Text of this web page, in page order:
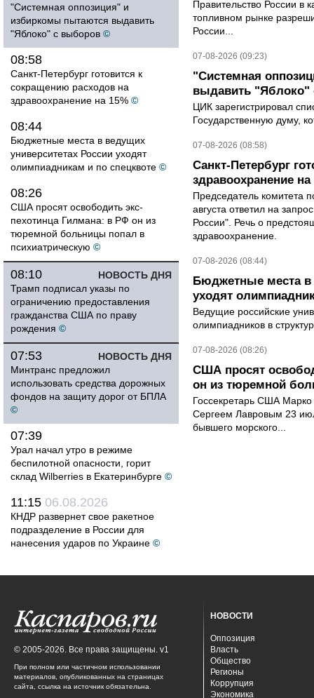
"Системная оппозиция" и
избиркомы пытаются выдавить
"Яблоко" с выборов ©
08:58
Санкт-Петербург готовится к
сокращению расходов на
здравоохранение на 15% ©
08:44
Бюджетные места в ведущих
университетах России уходят
олимпиадникам и по спецквоте ©
08:26
США просят освободить экс-
пехотинца Гилмана: в РФ он из
тюремной больницы попал в
психиатрическую ©
НОВОСТЬ ДНЯ
08:10
Трамп подписал указы по
ограничению предоставления
гражданства США по праву
рождения ©
НОВОСТЬ ДНЯ
07:53
Минтранс предложил
использовать средства дорожных
фондов на защиту дорог от БПЛА
©
07:39
Урал начал утро в режиме
беспилотной опасности, горит
склад Wilberries в Екатеринбурге ©
11:15 06.08.2026
КНДР развернет свое ракетное
подразделение в России для
нанесения ударов по Украине ©
Правительство России в
топливном рынке
России...
07-08-2026 (09:23)
"Системная
выдавить "Яблоко"
ЦИК зарегистрировал
Государственную думу,
07-08-2026 (08:58)
Санкт-Петербург
здравоохранение на
Председатель комитета
августа ответил на
России". Речь о
здравоохранение.
07-08-2026 (08:44)
Бюджетные места в
уходят
Ведущие российские
олимпиадников в
07-08-2026 (08:26)
США просят
он из тюремной
Госсекретарь США
Сергеем Лавровым 23
бывшего морского...
© 2005-2026. Все права защищены. v1
При полном или частичном использовании
материалов, опубликованных на страницах
сайта, ссылка на источник обязательна.
НОВОСТИ
Оппозиция
Власть
Общество
Регионы
Коррупция
Экономика